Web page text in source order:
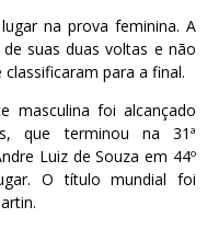
na prova feminina. A
suas duas voltas e não
para a final.
masculina foi alcançado
que terminou na 31ª
Luiz de Souza em 44º
O título mundial foi